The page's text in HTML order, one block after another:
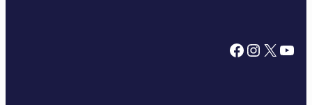
Facebook InstagramX YouTube